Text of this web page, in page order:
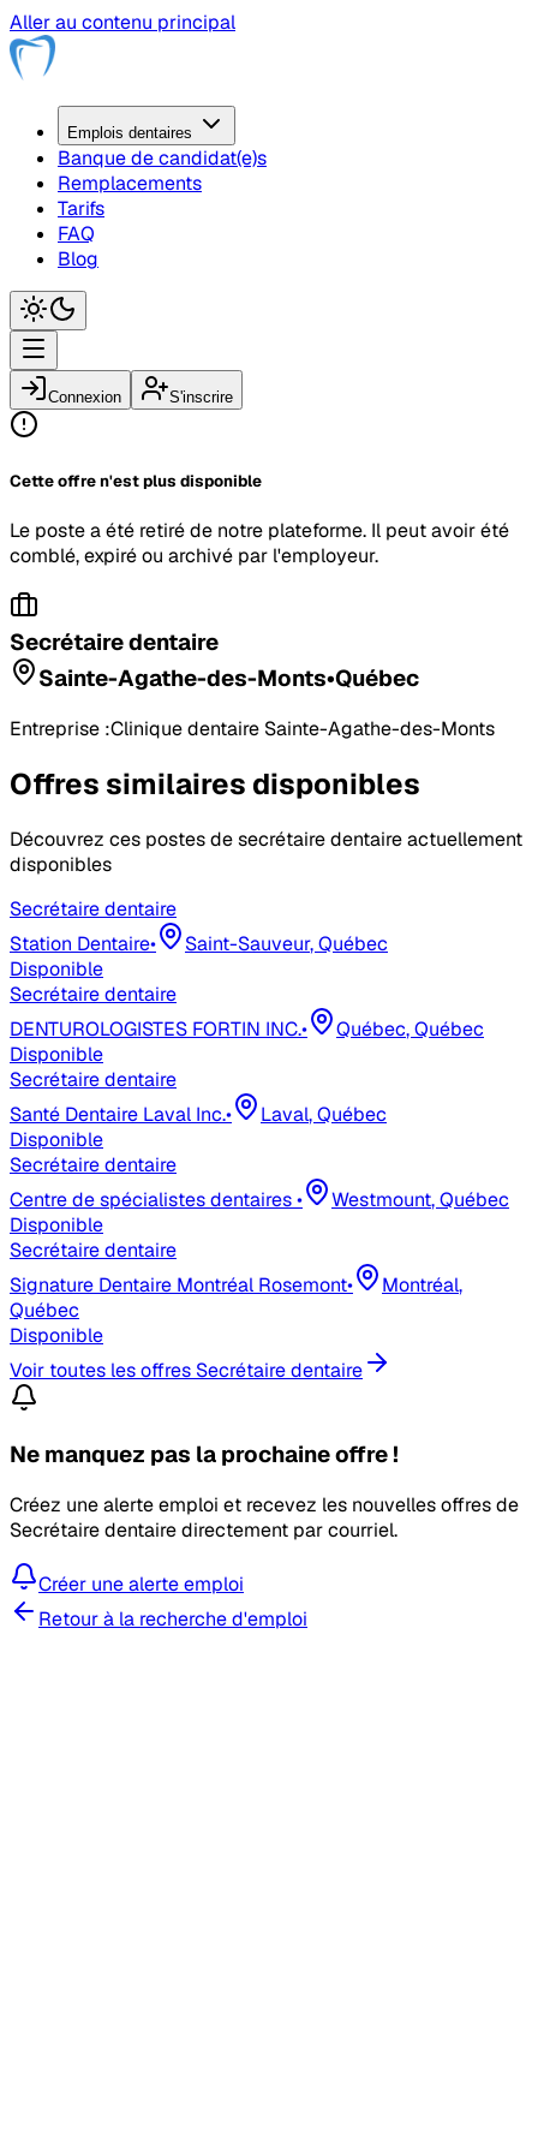
Aller au contenu principal
Emplois dentaires
Banque de candidat(e)s
Remplacements
Tarifs
FAQ
Blog
Connexion S'inscrire
Cette offre n'est plus disponible
Le poste a été retiré de notre plateforme. Il peut avoir été
comblé, expiré ou archivé par l'employeur.
Secrétaire dentaire
Sainte-Agathe-des-Monts•Québec
Entreprise :Clinique dentaire Sainte-Agathe-des-Monts
Offres similaires disponibles
Découvrez ces postes desecrétaire dentaireactuellement
disponibles
Secrétaire dentaire
Station Dentaire• Saint-Sauveur, Québec
Disponible
Secrétaire dentaire
DENTUROLOGISTES FORTIN INC.• Québec, Québec
Disponible
Secrétaire dentaire
Santé Dentaire Laval Inc.• Laval, Québec
Disponible
Secrétaire dentaire
Centre de spécialistes dentaires• Westmount, Québec
Disponible
Secrétaire dentaire
Signature Dentaire Montréal Rosemont• Montréal,
Québec
Disponible
Voir toutes les offres Secrétaire dentaire
Ne manquez pas la prochaine offre !
Créez une alerte emploi et recevez les nouvelles offres de
Secrétaire dentairedirectement par courriel.
Créer une alerte emploi
Retour à la recherche d'emploi